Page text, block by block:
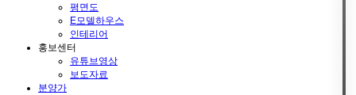
평면도
E모델하우스
인테리어
홍보센터
유튜브영상
보도자료
분양가